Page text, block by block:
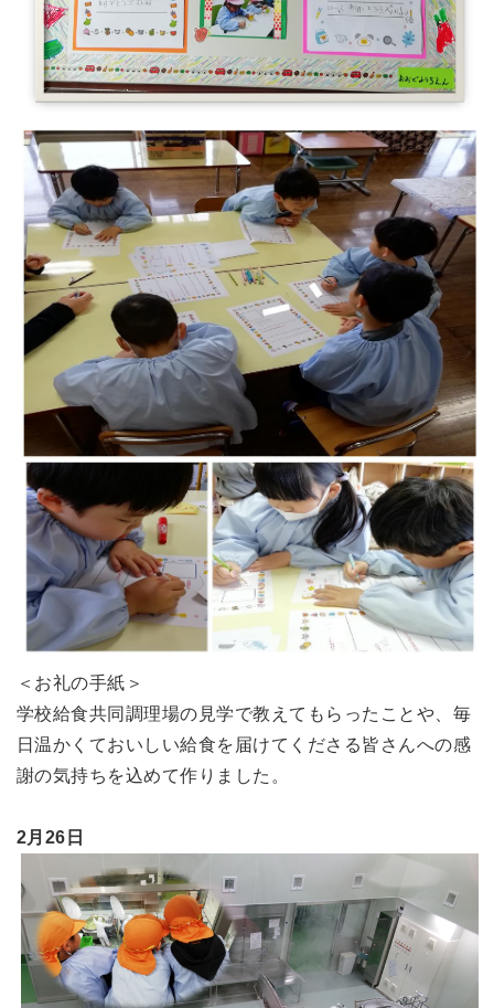
＜お礼の手紙＞
学校給食共同調理場の見学で教えてもらったことや、毎
日温かくておいしい給食を届けてくださる皆さんへの感
謝の気持ちを込めて作りました。
2月26日